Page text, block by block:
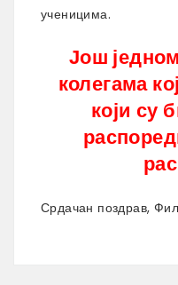
ученицима.
Још
колегама
који су
Срдачан поздрав,